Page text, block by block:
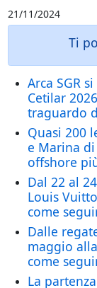
21/11/2024
Ti
Arca SGR
Cetilar
traguardo
Quasi 200
e Marina
offshore
Dal 22 al
Louis
come
Dalle
maggio
come
La